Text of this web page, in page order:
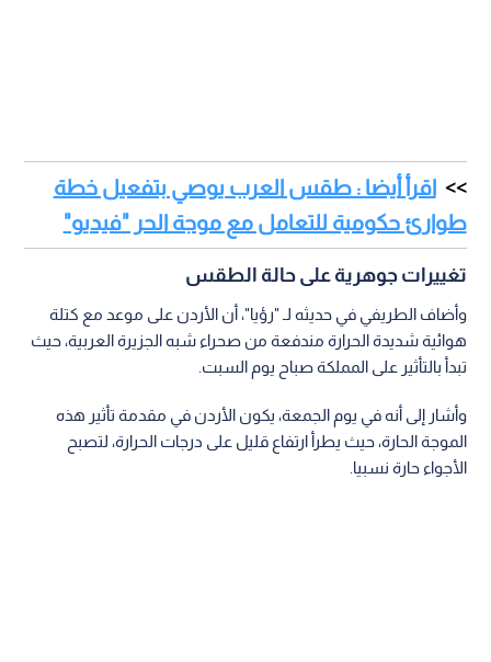
اقرأ أيضا : طقس العرب يوصي بتفعيل خطة
طوارئ حكومية للتعامل مع موجة الحر "فيديو"
تغييرات جوهرية على حالة الطقس
وأضاف الطريفي في حديثه لـ "رؤيا"، أن الأردن على موعد مع كتلة
هوائية شديدة الحرارة مندفعة من صحراء شبه الجزيرة العربية، حيث
تبدأ بالتأثير على المملكة صباح يوم السبت.
وأشار إلى أنه في يوم الجمعة، يكون الأردن في مقدمة تأثير هذه
الموجة الحارة، حيث يطرأ ارتفاع قليل على درجات الحرارة، لتصبح
الأجواء حارة نسبيا.